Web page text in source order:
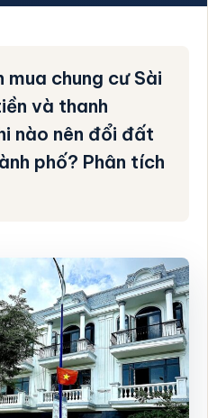
mua chung cư Sài
và thanh
nào nên đổi đất
phố? Phân tích